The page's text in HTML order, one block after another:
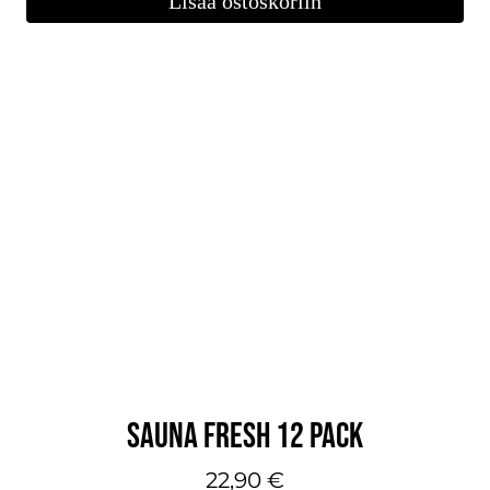
SAUNA FRESH 12 PACK
22,90 €